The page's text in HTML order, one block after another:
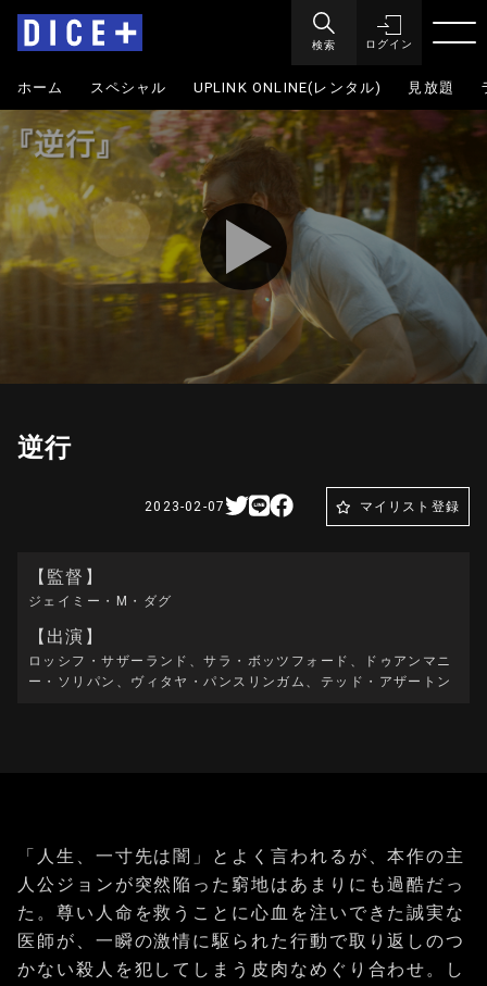
検索 ログイン
ホーム スペシャル UPLINK ONLINE(レンタル) 見放題
逆行
2023-02-07 マイリスト登録
【監督】
ジェイミー・M・ダグ
【出演】
ロッシフ・サザーランド、サラ・ボッツフォード、ドゥアンマニ
ー・ソリパン、ヴィタヤ・パンスリンガム、テッド・アザートン
「人生、一寸先は闇」とよく言われるが、本作の主
人公ジョンが突然陥った窮地はあまりにも過酷だっ
た。尊い人命を救うことに心血を注いできた誠実な
医師が、一瞬の激情に駆られた行動で取り返しのつ
かない殺人を犯してしまう皮肉なめぐり合わせ。し